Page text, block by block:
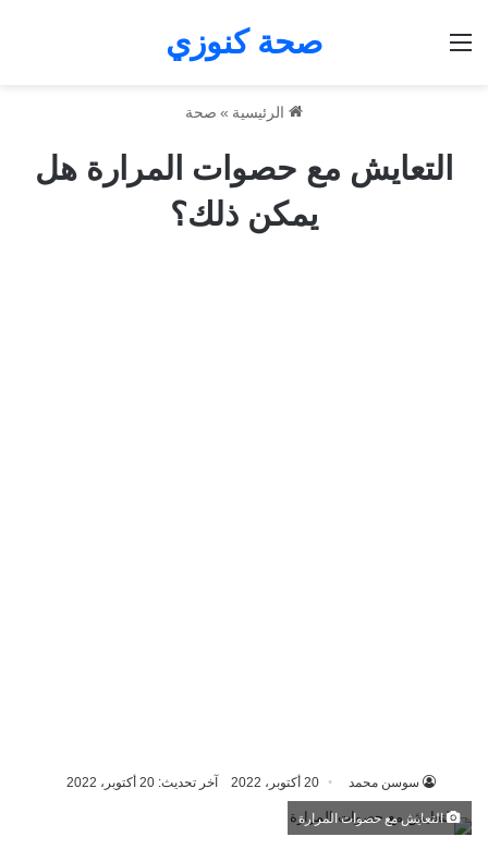
صحة كنوزي
الرئيسية » صحة
التعايش مع حصوات المرارة هل
يمكن ذلك؟
سوسن محمد 20 أكتوبر، 2022 آخر تحديث: 20 أكتوبر، 2022
التعايش مع حصوات المرارة